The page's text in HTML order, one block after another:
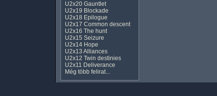
U2x20 Gauntlet
U2x19 Blockade
U2x18 Epilogue
U2x17 Common descent
U2x16 The hunt
U2x15 Seizure
U2x14 Hope
U2x13 Alliances
U2x12 Twin destinies
U2x11 Deliverance
Még több felirat...